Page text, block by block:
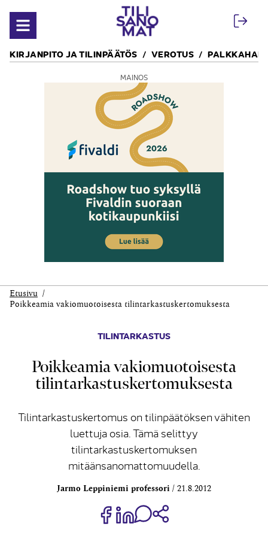
Avaa valikko
KIRJANPITO JA TILINPÄÄTÖS VEROTUS
MAINOS
Etusivu
Poikkeamia vakiomuotoisesta tilintarkastuskertomuksesta
TILINTARKASTUS
Poikkeamia vakiomuotoisesta
tilintarkastuskertomuksesta
Tilintarkastuskertomus on tilinpäätöksen vähiten
luettuja osia. Tämä selittyy
tilintarkastuskertomuksen
mitäänsanomattomuudella.
Jarmo Leppiniemi professori 21.8.2012
Jaa Share on Facebook
Jaa Share on LinkedIn
Jaa WhatsApp-viestinä